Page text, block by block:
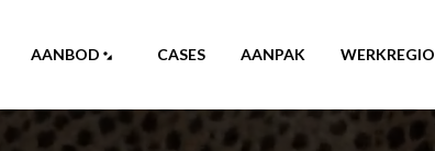
AANBOD CASES AANPAK WERKREGIO